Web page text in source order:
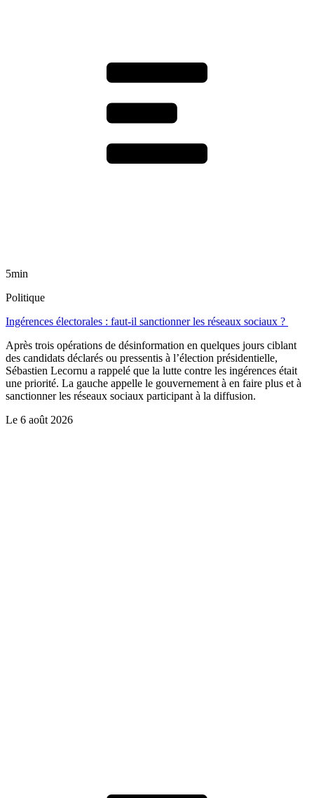
5min
Politique
Ingérences électorales : faut-il sanctionner les réseaux sociaux ?
Après trois opérations de désinformation en quelques jours ciblant
des candidats déclarés ou pressentis à l’élection présidentielle,
Sébastien Lecornu a rappelé que la lutte contre les ingérences était
une priorité. La gauche appelle le gouvernement à en faire plus et à
sanctionner les réseaux sociaux participant à la diffusion.
Le 6 août 2026